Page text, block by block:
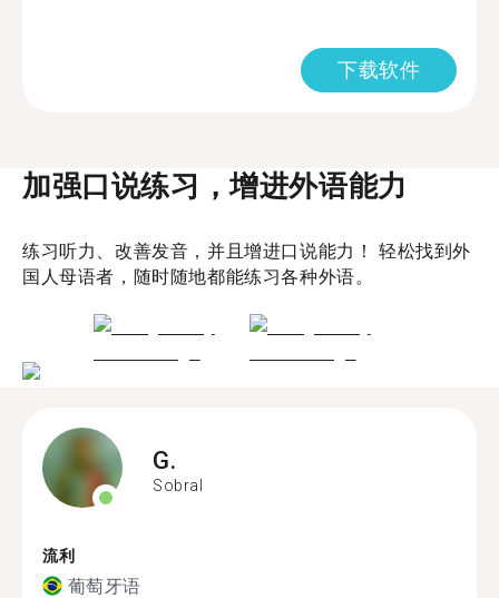
下载软件
加强口说练习，增进外语能力
练习听力、改善发音，并且增进口说能力！ 轻松找到外
国人母语者，随时随地都能练习各种外语。
G.
Sobral
流利
葡萄牙语